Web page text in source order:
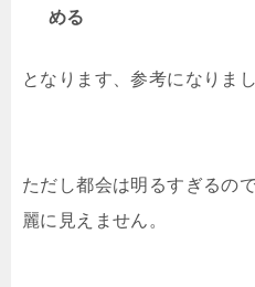
める
となります、参考になりま
ただし都会は明るすぎるの
麗に見えません。